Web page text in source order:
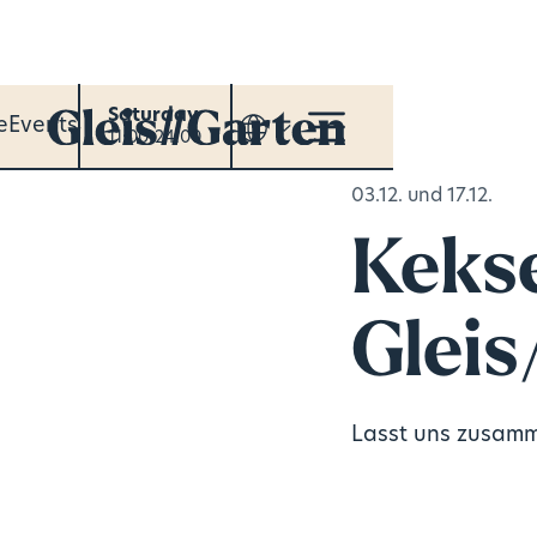
Events Saturday
11:00-24:00
03.12. und 17.12.
Lasst uns